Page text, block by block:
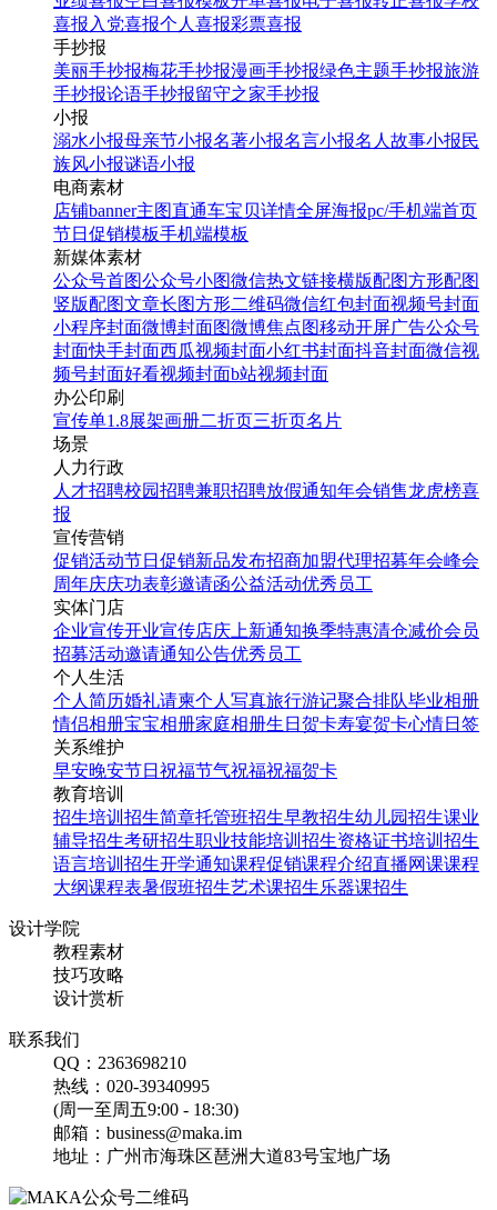
找相似
手机海报
扁平简约考研培训班招生
公众号封面首图
找相似
公众号首图
春季培训班招生成人教育
考研简约图文培训班招生
宣传手机海报
找相似
手机海报
教育考研简约培训班招生
宣传手机海报
找相似
手机海报
喜报 入党喜报个人喜报彩票喜报
手抄报
美丽手抄报梅花手抄报漫画手抄报绿色主题手抄报旅游
手抄报论语手抄报留守之家手抄报
小报
溺水小报母亲节小报名著小报名言小报名人故事小报民
族风小报谜语小报
电商素材
店铺banner主图直通车宝贝详情全屏海报pc/手机端首页
节日促销模板手机端模板
新媒体素材
公众号首图公众号小图微信热文链接横版配图方形配图
竖版配图文章长图方形二维码微信红包封面视频号封面
小程序封面微博封面图微博焦点图移动开屏广告公众号
封面快手封面西瓜视频封面小红书封面抖音封面微信视
频号封面好看视频封面b站视频封面
办公印刷
宣传单1.8展架画册二折页三折页名片
场景
人力行政
人才招聘校园招聘兼职招聘放假通知年会销售龙虎榜喜
报
宣传营销
促销活动节日促销新品发布招商加盟代理招募年会峰会
周年庆庆功表彰邀请函公益活动优秀员工
实体门店
企业宣传开业宣传店庆 上新通知换季特惠清仓减价会员
招募活动邀请通知公告优秀员工
个人生活
个人简历婚礼请柬个人写真旅行游记聚合排队毕业相册
情侣相册宝宝相册家庭相册生日贺卡寿宴贺卡心情日签
关系维护
早安晚安节日祝福节气祝福祝福贺卡
教育培训
招生培训 招生简章托管班招生早教招生幼儿园招生课业
辅导招生考研招生职业技能培训招生资格证书培训招生
语言培训招生开学通知课程促销课程介绍直播网课课程
大纲课程表暑假班招生艺术课招生乐器课招生
设计学院
教程素材
技巧攻略
设计赏析
联系我们
QQ：2363698210
热线：020-39340995
(周一至周五9:00 - 18:30)
邮箱：business@maka.im
地址：广州市海珠区琶洲大道83号宝地广场